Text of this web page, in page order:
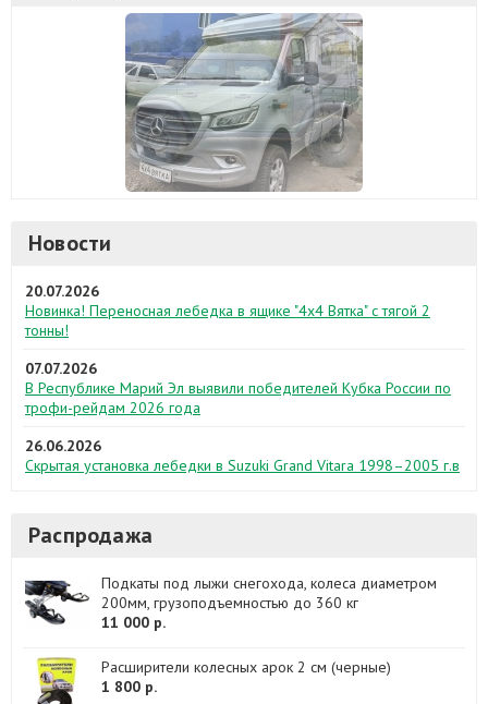
Новости
20.07.2026
Новинка! Переносная лебедка в ящике "4х4 Вятка" с тягой 2
тонны!
07.07.2026
В Республике Марий Эл выявили победителей Кубка России по
трофи-рейдам 2026 года
26.06.2026
Скрытая установка лебедки в Suzuki Grand Vitara 1998–2005 г.в
Распродажа
Подкаты под лыжи снегохода, колеса диаметром
200мм, грузоподъемностью до 360 кг
11 000 р.
Расширители колесных арок 2 см (черные)
1 800 р.